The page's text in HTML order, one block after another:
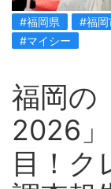
#福岡県 #福岡
#マイシー
福岡の
2026
目！ク